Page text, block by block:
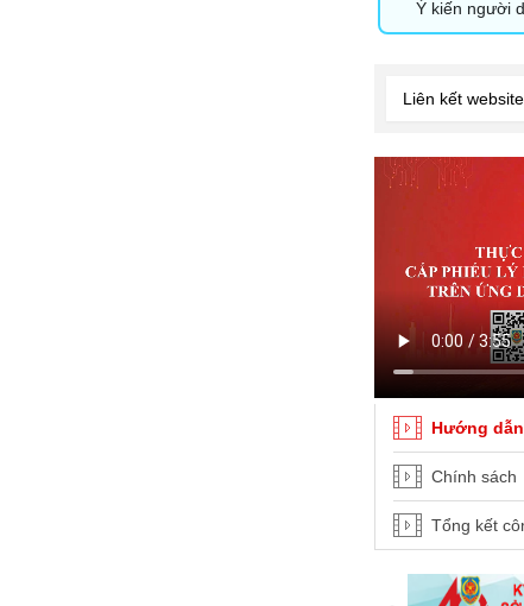
Ý kiến người
Hướng
Chính sách
Tổng kết